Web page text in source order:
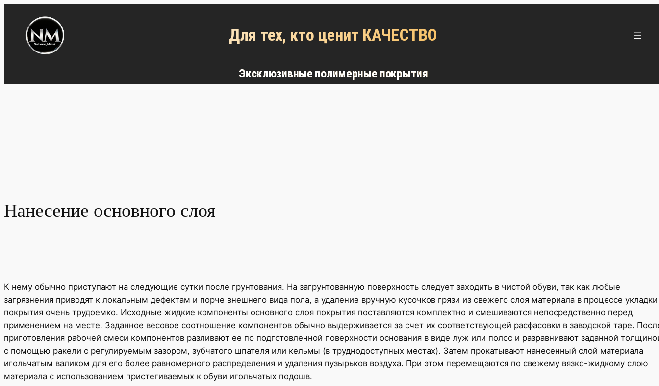
содержимому
Для тех, кто ценит КАЧЕСТВО
Эксклюзивные полимерные покрытия
Нанесение основного слоя
К нему обычно приступают на следующие сутки после грунтования. На загрунтованную поверхность следует заходить в чистой обуви, так как любые
загрязнения приводят к локальным дефектам и порче внешнего вида пола, а удаление вручную кусочков грязи из свежего слоя материала в процессе укладки
покрытия очень трудоемко. Исходные жидкие компоненты основного слоя покрытия поставляются комплектно и смешиваются непосредственно перед
применением на месте. Заданное весовое соотношение компонентов обычно выдерживается за счет их соответствующей расфасовки в заводской таре.
приготовления рабочей смеси компонентов разливают ее по подготовленной поверхности основания в виде луж или полос и разравнивают заданной
с помощью ракели с регулируемым зазором, зубчатого шпателя или кельмы (в труднодоступных местах). Затем прокатывают нанесенный слой материала
игольчатым валиком для его более равномерного распределения и удаления пузырьков воздуха. При этом перемещаются по свежему вязко-жидкому слою
материала с использованием пристегиваемых к обуви игольчатых подошв.